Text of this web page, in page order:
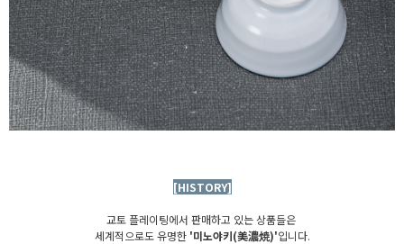
[HISTORY]
교토 플레이팅에서 판매하고 있는 상품들은
세계적으로도 유명한 '미노야키(美濃焼)'입니다.